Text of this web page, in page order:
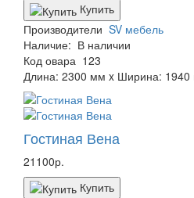
Купить
Производители SV мебель
Наличие: В наличии
Код овара 123
Длина: 2300 мм x Ширина:
Гостиная Вена
21100р.
Купить